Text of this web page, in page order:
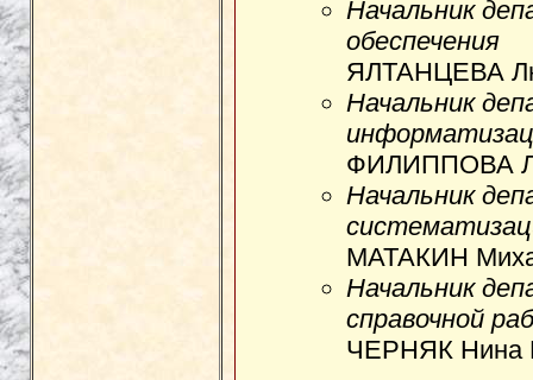
Начальник
обеспечения
ЯЛТАНЦЕВА
Начальник
ФИЛИППОВА
Начальник
МАТАКИН
Начальник
справочной
ЧЕРНЯК Нина